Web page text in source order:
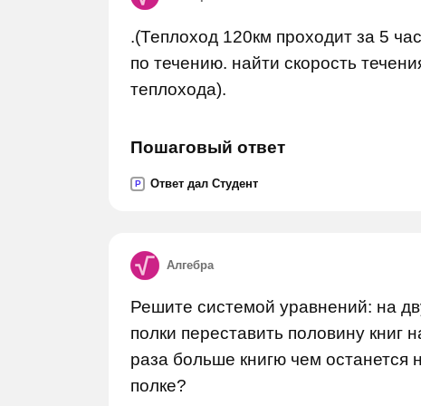
.(Теплоход 120км проходит за 5
по течению. найти скорость
теплохода).
Пошаговый ответ
P Ответ дал Студент
Алгебра
Решите системой уравнений: на
полки переставить половину книг
раза больше книгю чем останется
полке?